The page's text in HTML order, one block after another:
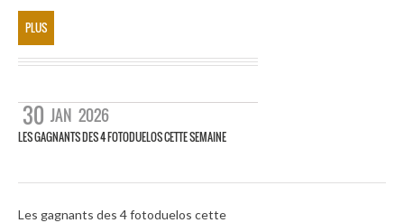
PLUS
30 JAN 2026
LES GAGNANTS DES 4 FOTODUELOS CETTE SEMAINE
Les gagnants des 4 fotoduelos cette